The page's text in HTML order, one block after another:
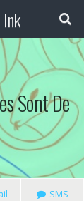
Sont De
SMS